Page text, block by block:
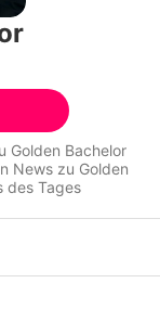
Golden Bachelor
News zu Golden
des Tages